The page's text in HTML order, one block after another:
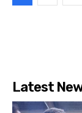
Latest